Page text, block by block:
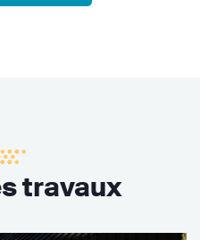
travaux